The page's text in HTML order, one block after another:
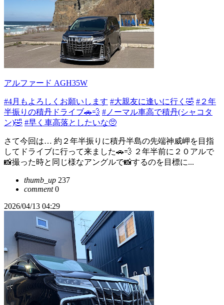
アルファード AGH35W
#4月もよろしくお願いします #大親友に逢いに行く🤣 #２年
半振りの積丹ドライブ🚗💨 #ノーマル車高で積丹(シャコタ
ン)🤣 #早く車高落としたいな🥺
さて今回は… 約２年半振りに積丹半島の先端神威岬を目指
してドライブに行って来ました🚗💨 ２年半前に２０アルで
📸撮った時と同じ様なアングルで📸するのを目標に...
thumb_up 237
comment0
2026/04/13 04:29